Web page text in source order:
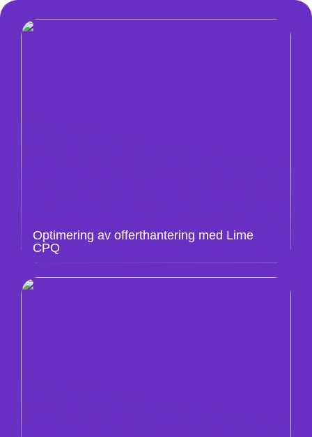
Optimering av offerthantering med Lime
CPQ